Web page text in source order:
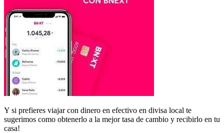
Y si prefieres viajar con dinero en efectivo en divisa local te
sugerimos como obtenerlo a la mejor tasa de cambio y recibirlo en tu
casa!